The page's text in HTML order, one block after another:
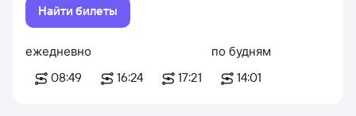
Найти билеты
ежедневно
08:49
16:24 17:21
по будням
14:01